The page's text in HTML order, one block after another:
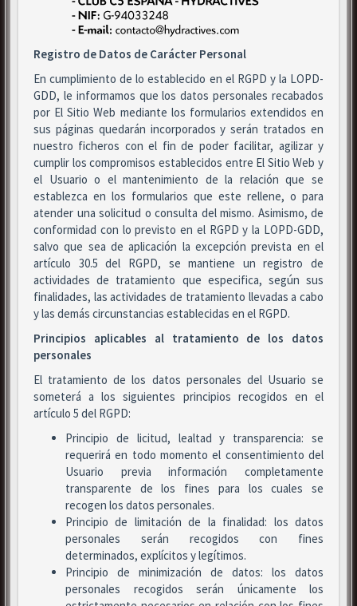
Registro de Datos de Carácter Personal
En cumplimiento de lo establecido en el RGPD y la LOPD-
GDD, le informamos que los datos personales recabados
por El Sitio Web mediante los formularios extendidos en
sus páginas quedarán incorporados y serán tratados en
nuestro ficheros con el fin de poder facilitar, agilizar y
cumplir los compromisos establecidos entre El Sitio Web y
el Usuario o el mantenimiento de la relación que se
establezca en los formularios que este rellene, o para
atender una solicitud o consulta del mismo. Asimismo, de
conformidad con lo previsto en el RGPD y la LOPD-GDD,
salvo que sea de aplicación la excepción prevista en el
artículo 30.5 del RGPD, se mantiene un registro de
actividades de tratamiento que especifica, según sus
finalidades, las actividades de tratamiento llevadas a cabo
y las demás circunstancias establecidas en el RGPD.
Principios aplicables al tratamiento de los datos
personales
El tratamiento de los datos personales del Usuario se
someterá a los siguientes principios recogidos en el
artículo 5 del RGPD:
Principio de licitud, lealtad y transparencia: se
requerirá en todo momento el consentimiento del
Usuario previa información completamente
transparente de los fines para los cuales se
recogen los datos personales.
Principio de limitación de la finalidad: los datos
personales serán recogidos con fines
determinados, explícitos y legítimos.
Principio de minimización de datos: los datos
personales recogidos serán únicamente los